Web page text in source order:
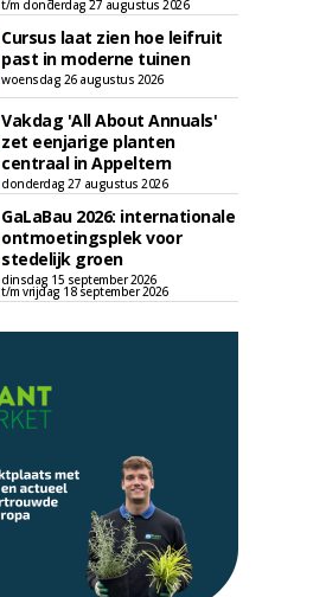
t/m donderdag 27 augustus 2026
Cursus laat zien hoe leifruit
past in moderne tuinen
woensdag 26 augustus 2026
Vakdag 'All About Annuals'
zet eenjarige planten
centraal in Appeltern
donderdag 27 augustus 2026
GaLaBau 2026: internationale
ontmoetingsplek voor
stedelijk groen
dinsdag 15 september 2026
t/m vrijdag 18 september 2026